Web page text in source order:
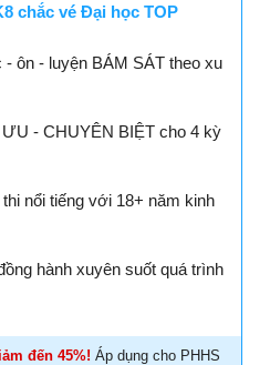
chắc vé Đại học TOP
ôn - luyện BÁM SÁT theo xu
- CHUYÊN BIỆT cho 4 kỳ
nổi tiếng với 18+ năm kinh
hành xuyên suốt quá trình
đến 45%! Áp dụng cho PHHS